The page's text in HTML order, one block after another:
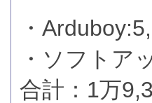
・
・ソフトア
合計：1万